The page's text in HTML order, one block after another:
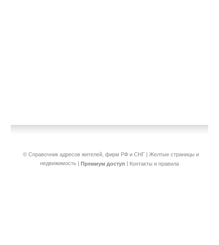
© Справочник адресов жителей, фирм РФ и СНГ | Желтые страницы и
недвижимость | Премиум доступ | Контакты и правила